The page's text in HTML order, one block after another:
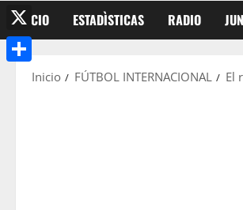
INICIO ESTADÌSTICAS RADIO
Inicio FÚTBOL INTERNACIONAL El
WhatsApp
X
Compartir